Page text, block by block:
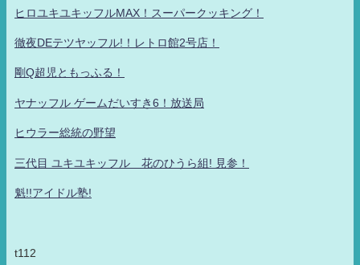
ヒロユキユキッフルMAX！スーパークッキング！
徹夜DEテツヤッフル!！レトロ館2号店！
剛Q超児ともっふる！
ヤナッフル ゲームだいすき6！放送局
ヒウラー総統の野望
三代目 ユキユキッフル 花のひうら組! 見参！
魁!!アイドル塾!
t112